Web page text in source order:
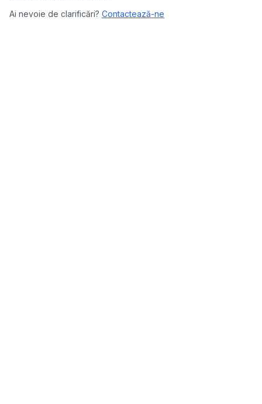
Ai nevoie de clarificări? Contactează-ne